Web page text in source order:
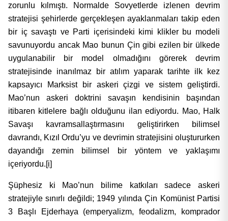
zorunlu kılmıştı. Normalde Sovyetlerde izlenen devrim
stratejisi şehirlerde gerçekleşen ayaklanmaları takip eden
bir iç savaştı ve Parti içerisindeki kimi klikler bu modeli
savunuyordu ancak Mao bunun Çin gibi ezilen bir ülkede
uygulanabilir bir model olmadığını görerek devrim
stratejisinde inanılmaz bir atılım yaparak tarihte ilk kez
kapsayıcı Marksist bir askeri çizgi ve sistem geliştirdi.
Mao’nun askeri doktrini savaşın kendisinin başından
itibaren kitlelere bağlı olduğunu ilan ediyordu. Mao, Halk
Savaşı kavramsallaştırmasını geliştirirken bilimsel
davrandı, Kızıl Ordu’yu ve devrimin stratejisini oluştururken
dayandığı zemin bilimsel bir yöntem ve yaklaşımı
içeriyordu.[i]
Şüphesiz ki Mao’nun bilime katkıları sadece askeri
stratejiyle sınırlı değildi; 1949 yılında Çin Komünist Partisi
3 Başlı Ejderhaya (emperyalizm, feodalizm, komprador